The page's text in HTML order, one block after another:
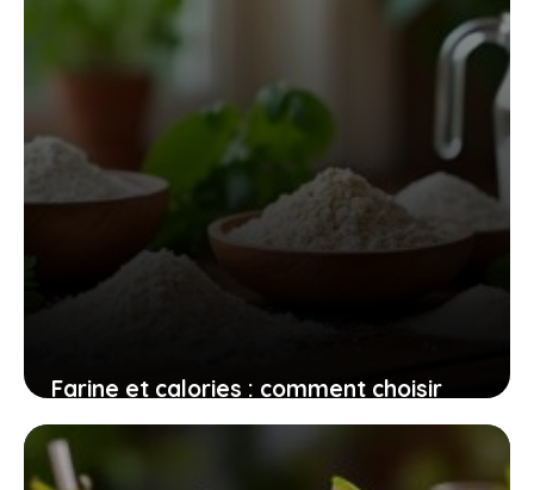
Farine et calories : comment choisir
celle qui vous aide vraiment à
maîtriser votre alimentation